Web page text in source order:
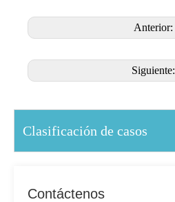
Anterior:
Siguiente:
Clasificación de casos
Contáctenos